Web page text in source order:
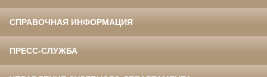
СПРАВОЧНАЯ ИНФОРМАЦИЯ
ПРЕСС-СЛУЖБА